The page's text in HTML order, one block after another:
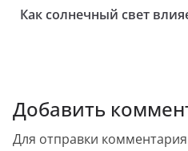
Как солнечный свет
Добавить
Для отправки